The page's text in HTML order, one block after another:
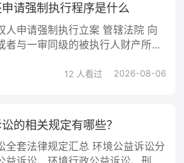
请强制执行程序是什么
请强制执行立案 管辖法院 向
者与一审同级的被执行人财产所在
（本人签字按手印，写明双方身
法院要生效证明，找原审法官开
12 人看过 2026-08-06
的相关规定有哪些？
律规定汇总 环境公益诉讼分